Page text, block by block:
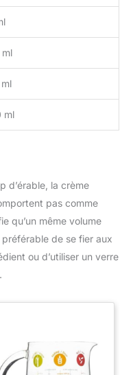
ml
ml
d’érable, la crème
pas comme
qu’un même volume
de se fier aux
ou d’utiliser un verre